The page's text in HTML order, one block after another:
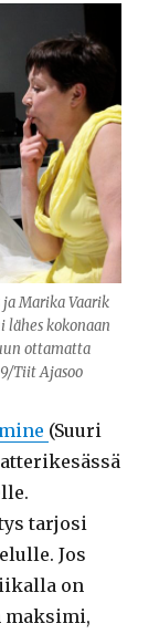
Marika Vaarik
lähes kokonaan
ottamatta
Tiit Ajasoo
(Suuri
tarjosi
Jos
on
maksimi,